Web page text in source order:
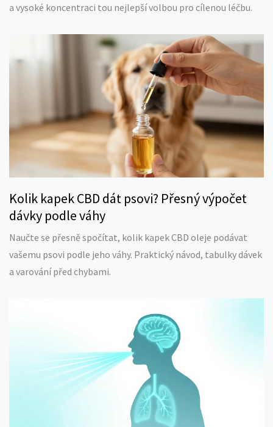
a vysoké koncentraci tou nejlepší volbou pro cílenou léčbu.
Kolik kapek CBD dát psovi? Přesný výpočet
dávky podle váhy
Naučte se přesně spočítat, kolik kapek CBD oleje podávat
vašemu psovi podle jeho váhy. Praktický návod, tabulky dávek
a varování před chybami.